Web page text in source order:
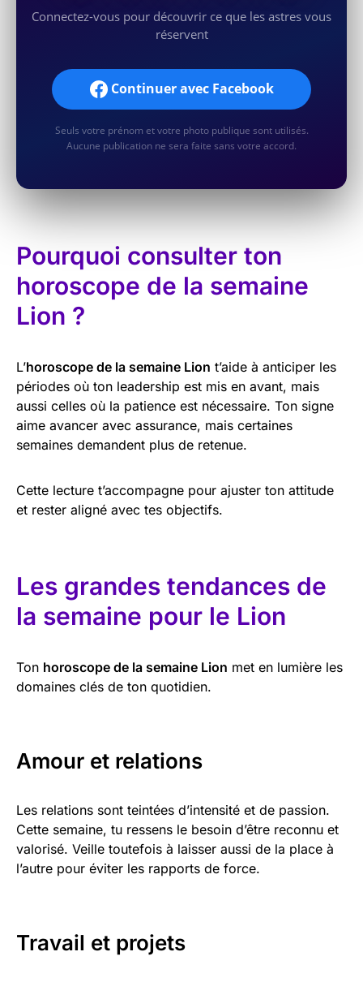
Connectez-vous pour découvrir ce que les astres vous
réservent
Continuer avec Facebook
Seuls votre prénom et votre photo publique sont utilisés.
Aucune publication ne sera faite sans votre accord.
Pourquoi consulter ton
horoscope de la semaine
Lion ?
L’horoscope de la semaine Lion t’aide à anticiper les
périodes où ton leadership est mis en avant, mais
aussi celles où la patience est nécessaire. Ton signe
aime avancer avec assurance, mais certaines
semaines demandent plus de retenue.
Cette lecture t’accompagne pour ajuster ton attitude
et rester aligné avec tes objectifs.
Les grandes tendances de
la semaine pour le Lion
Ton horoscope de la semaine Lion met en lumière les
domaines clés de ton quotidien.
Amour et relations
Les relations sont teintées d’intensité et de passion.
Cette semaine, tu ressens le besoin d’être reconnu et
valorisé. Veille toutefois à laisser aussi de la place à
l’autre pour éviter les rapports de force.
Travail et projets